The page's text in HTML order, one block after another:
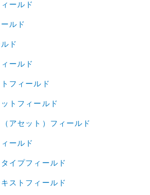
ールド
ルド
ド
ールド
フィールド
トフィールド
アセット）フィールド
ールド
イプフィールド
ストフィールド